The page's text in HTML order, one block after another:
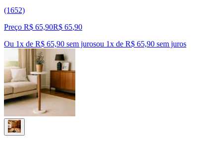
(1652)
Preço R$ 65,90R$ 65,90
Ou 1x de R$ 65,90 sem jurosou 1x de R$ 65,90 sem juros